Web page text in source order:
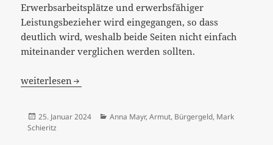
Erwerbsarbeitsplätze und erwerbsfähiger
Leistungsbezieher wird eingegangen, so dass
deutlich wird, weshalb beide Seiten nicht einfach
miteinander verglichen werden sollten.
„Was machen die eigentlich“…
weiterlesen
Veröffentlicht
am
25. Januar 2024 Kategorien
Anna Mayr, Armut, Bürgergeld, Mark
Schieritz